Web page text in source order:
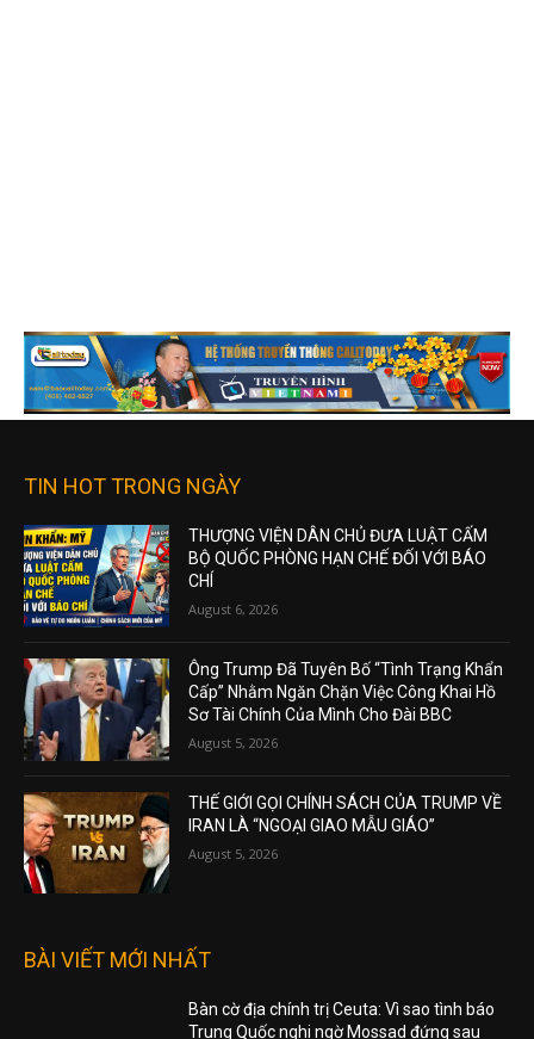
TIN HOT TRONG NGÀY
THƯỢNG VIỆN DÂN CHỦ ĐƯA LUẬT CẤM
BỘ QUỐC PHÒNG HẠN CHẾ ĐỐI VỚI BÁO
CHÍ
August 6, 2026
Ông Trump Đã Tuyên Bố “Tình Trạng Khẩn
Cấp” Nhằm Ngăn Chặn Việc Công Khai Hồ
Sơ Tài Chính Của Mình Cho Đài BBC
August 5, 2026
THẾ GIỚI GỌI CHÍNH SÁCH CỦA TRUMP VỀ
IRAN LÀ “NGOẠI GIAO MẪU GIÁO”
August 5, 2026
BÀI VIẾT MỚI NHẤT
Bàn cờ địa chính trị Ceuta: Vì sao tình báo
Trung Quốc nghi ngờ Mossad đứng sau